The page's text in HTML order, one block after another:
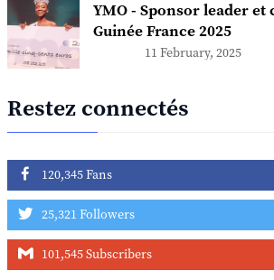
YMO - Sponsor leader et
Guinée France 2025
11 February, 2025
Restez connectés
120,345 Fans
25,321 Followers
101,545 Subscribers